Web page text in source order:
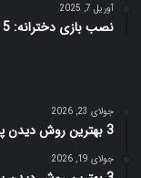
آوریل 7, 2025
نصب بازی دخترانه: 5 بهترین و جدید با لینک دانلود
جولای 23, 2026
3 بهترین روش دیدن پیامهای حذف شده اینستاگرام سامسونگ
جولای 19, 2026